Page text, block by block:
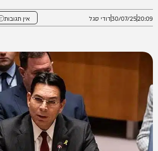
20:09
30/07/25דודי סגל אין תגובות